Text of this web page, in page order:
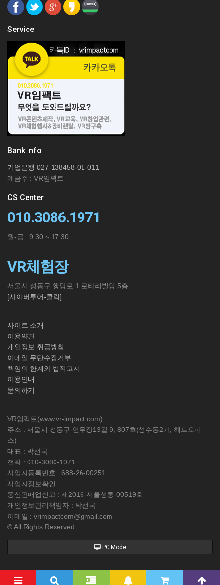
Service
Bank Info
기업은행 027-138458-01-011
예금주 : VR임팩트
CS Center
010.3086.1971
월-금 : 9:30 ~ 17:30
VR체험장
서울시 성동구 행당로 1 로타리빌딩 5층
[사이버투어-클릭]
사이트 소개
이용약관
개인정보 취급방침
이메일 무단수집거부
책임의 한계와 법적고지
이용안내
문의하기
VR임팩트(www.vr-impact.com)
주소 : 서울시 성동구 연무장13길 9, 807호(성수동2가, 헤드오피
스)
대표 : 박선국
전화 : 010-3086-1971
사업자등록번호 : 688-26-00251
사업자정보확인
통신판매업신고 : 제2016-서울성동-00519호
개인정보관리책임자 : 박선국
이메일 : vrimpactcom@gmail.com
© All Rights Reserved.
PC Mode